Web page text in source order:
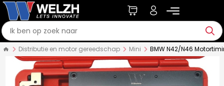
Distributie en motor gereedschap Mini BMW N42/N46